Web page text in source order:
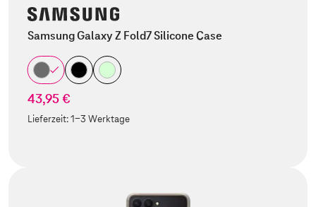
Samsung Galaxy Z Fold7 Silicone Case
43,95 €
Lieferzeit:1-3 Werktage